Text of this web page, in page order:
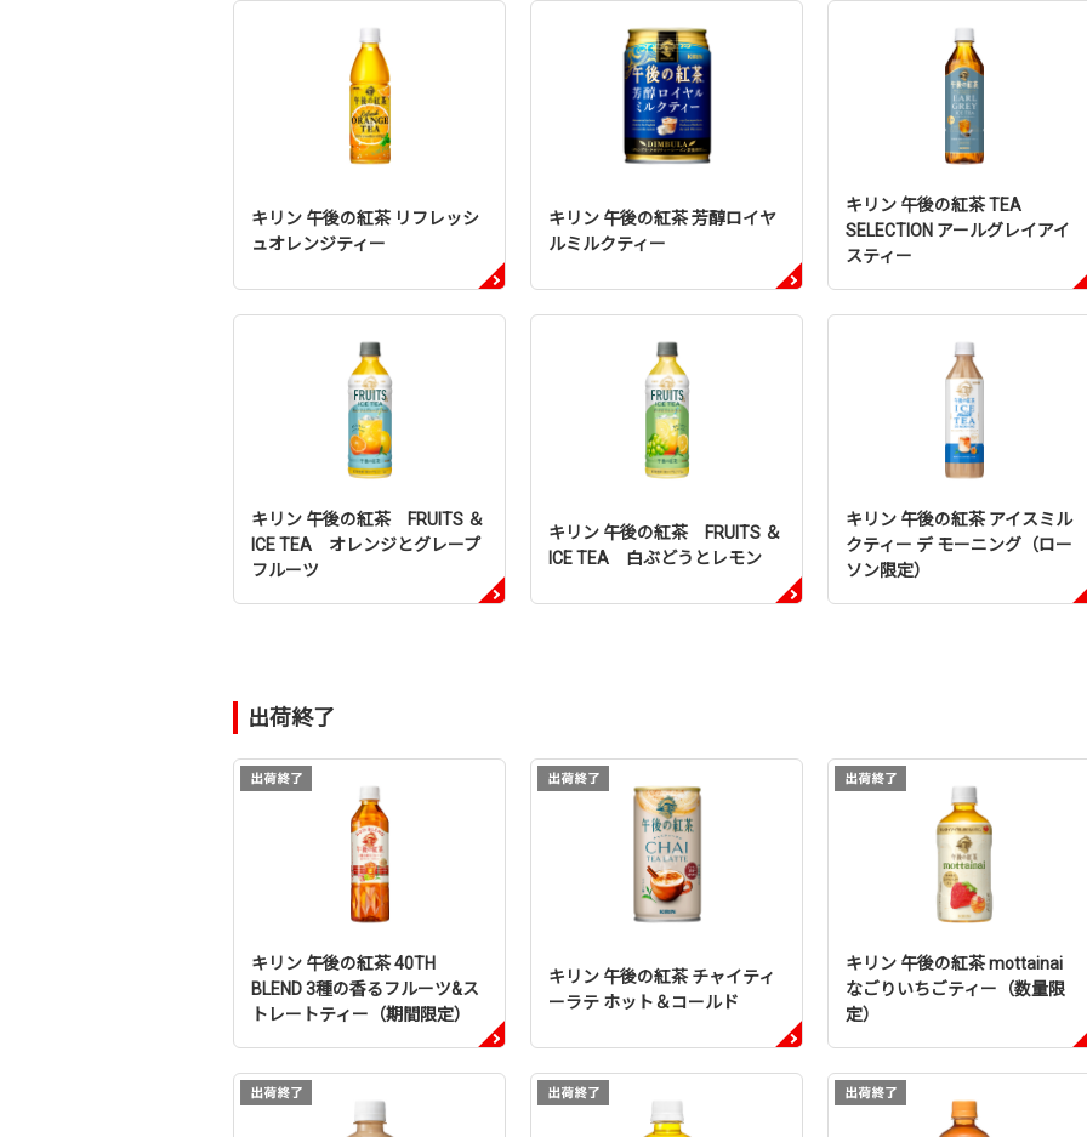
キリン 午後の紅茶 リフレッシ
ュオレンジティー
キリン 午後の紅茶 芳醇ロイヤ
ルミルクティー
キリン 午後の紅茶 TEA
SELECTION アールグレイアイ
スティー
キリン 午後の紅茶 FRUITS ＆
ICE TEA オレンジとグレープ
フルーツ
キリン 午後の紅茶 FRUITS ＆
ICE TEA 白ぶどうとレモン
キリン 午後の紅茶 アイスミル
クティー デ モーニング（ロー
ソン限定）
出荷終了
キリン 午後の紅茶 40TH
BLEND 3種の香るフルーツ&ス
トレートティー（期間限定）
キリン 午後の紅茶 チャイティ
ーラテ ホット＆コールド
キリン 午後の紅茶 mottainai
なごりいちごティー（数量限
定）